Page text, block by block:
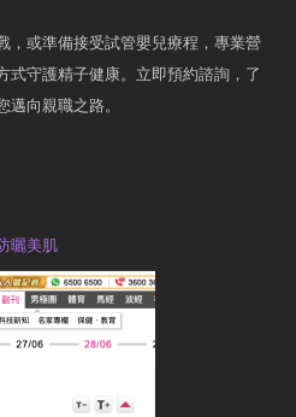
，或準備接受試管嬰兒療程，專業營
式守護精子健康。立即預約諮詢，了
向親職之路。
曬美肌